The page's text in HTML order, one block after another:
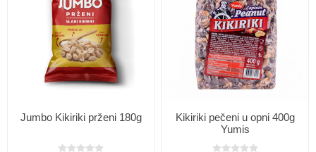
Jumbo Kikiriki prženi 180g
Kikiriki pečeni u opni 400g
Yumis